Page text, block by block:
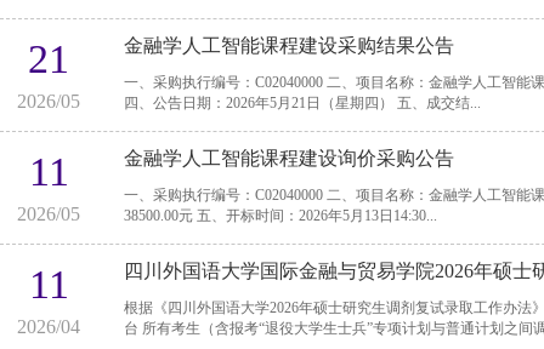
21
2026/05
金融学人工智能课程建设采购结果公告
一、采购执行编号：C02040000 二、项目名称：金融学人工智能课程建设 三、评审日期：2026年5月20日（星期三）
四、公告日期：2026年5月21日（星期四） 五、成交结...
11
2026/05
金融学人工智能课程建设询价采购公告
一、采购执行编号：C02040000 二、项目名称：金融学人工智能课程建设 三、采购方式：校内询价 四、预算金额：
38500.00元 五、开标时间：2026年5月13日14:30...
11
2026/04
四川外国语大学国际金融与贸易学院2026年硕
根据《四川外国语大学2026年硕士研究生调剂复试录取工作办法》，结
台 所有考生（含报考“退役大学生士兵”专项计划与普通计划之间